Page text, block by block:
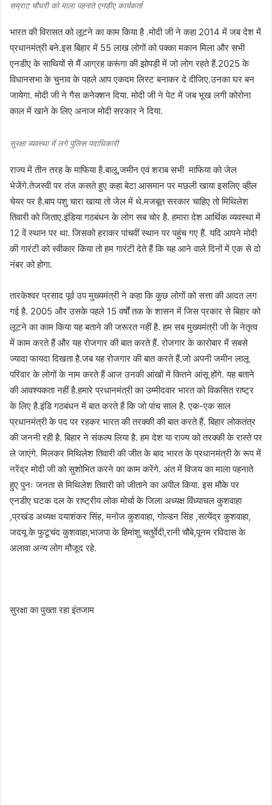
सम्राट चौधरी को माला पहनाते एनडीए कार्यकर्ता
भारत की विरासत को लूटने का काम किया है .मोदी जी ने कहा 2014 में जब देश में
प्रधानमंत्री बने.इस बिहार में 55 लाख लोगों को पक्का मकान मिला और सभी
एनडीए के साथियों से मैं आग्रह करूंगा की झोपड़ी में जो लोग रहते हैं.2025 के
विधानसभा के चुनाव के पहले आप एकदम लिस्ट बनाकर दे दीजिए.उनका घर बन
जायेगा. मोदी जी ने गैस कनेक्शन दिया. मोदी जी ने पेट में जब भूख लगी कोरोना
काल में खाने के लिए अनाज मोदी सरकार ने दिया.
सुरक्षा व्यवस्था में लगे पुलिस पदाधिकारी
राज्य में तीन तरह के माफिया है.बालू,जमीन एवं शराब सभी माफिया को जेल
भेजेंगे.तेजस्वी पर तंज कसते हुए कहा बेटा आसमान पर मछली खाया इसलिए व्हील
चेयर पर है.बाप पशु चारा खाया तो जेल में थे.मजबूत सरकार चाहिए तो मिथिलेश
तिवारी को जिताए.इंडिया गठबंधन के लोग सब चोर है. हमारा देश आर्थिक व्यवस्था में
12 वें स्थान पर था. जिसको हराकर पांचवीं स्थान पर पहुंच गए हैं. यदि आपने मोदी
की गारंटी को स्वीकार किया तो हम गारंटी देते हैं कि यह आने वाले दिनों में एक से दो
नंबर को होगा.
तारकेश्वर प्रसाद पूर्व उप मुख्यमंत्री ने कहा कि कुछ लोगों को सत्ता की आदत लग
गई है. 2005 और उसके पहले 15 वर्षों तक के शासन में जिस प्रकार से बिहार को
लूटने का काम किया यह बताने की जरूरत नहीं है. हम सब मुख्यमंत्री जी के नेतृत्व
में काम करते हैं और यह रोजगार की बात करते हैं. रोजगार के कारोबार में सबसे
ज्यादा फायदा दिखता है.जब यह रोजगार की बात करते हैं.जो अपनी जमीन लालू
परिवार के लोगों के नाम करते हैं आज उनकी आंखों में कितने आंसू होंगे. यह बताने
की आवश्यकता नहीं है.हमारे प्रधानमंत्री का उम्मीदवार भारत को विकसित राष्ट्र
के लिए है.इंडि गठबंधन में बात करते हैं कि जो पांच साल है. एक-एक साल
प्रधानमंत्री के पद पर रहकर भारत की तरक्की की बात करते हैं. बिहार लोकतंत्र
की जननी रही है. बिहार ने संकल्प लिया है. हम देश या राज्य को तरक्की के रास्ते पर
ले जाएंगे. मिलकर मिथिलेश तिवारी की जीत के बाद भारत के प्रधानमंत्री के रूप में
नरेंद्र मोदी जी को सुशोभित करने का काम करेंगे. अंत में विजय का माला पहनाते
हुए पुनः जनता से मिथिलेश तिवारी को जीताने का अपील किया. इस मौके पर
एनडीए घटक दल के राष्ट्रीय लोक मोर्चा के जिला अध्यक्ष विंध्याचल कुशवाहा
,प्रखंड अध्यक्ष दयाशंकर सिंह, मनोज कुशवाहा, गोल्डन सिंह ,सत्येंद्र कुशवाहा,
जदयू के फुटूचंद कुशवाहा,भाजपा के हिमांशु चतुर्वेदी,रानी चौबे,पूनम रविदास के
अलावा अन्य लोग मौजूद रहे.
सुरक्षा का पुख्ता रहा इंतजाम